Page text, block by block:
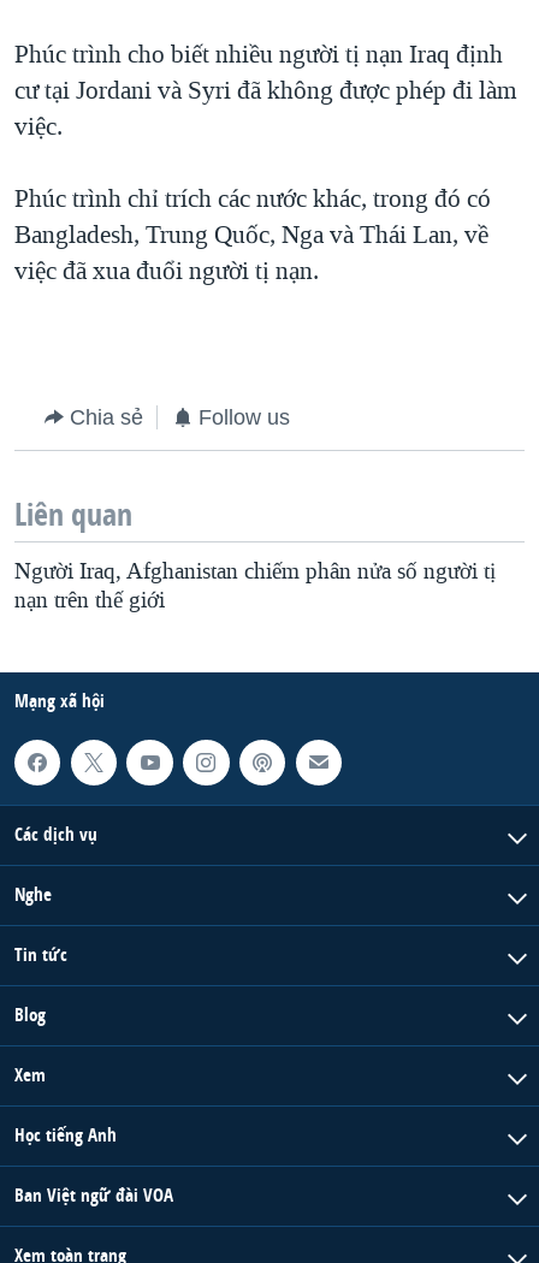
THƯỢNG ĐỈNH TRUMP-KIM TẠI VIỆT NAM
TRỊNH VĨNH BÌNH VS. CHÍNH PHỦ VIỆT NAM
NGƯ DÂN VIỆT VÀ LÀN SÓNG TRỘM HẢI SÂM
Phúc trình cho biết nhiều người tị nạn Iraq định
cư tại Jordani và Syri đã không được phép đi làm
việc.
Phúc trình chỉ trích các nước khác, trong đó có
Bangladesh, Trung Quốc, Nga và Thái Lan, về
việc đã xua đuổi người tị nạn.
Chia sẻ Follow us
Liên quan
Người Iraq, Afghanistan chiếm phân nửa số người tị
nạn trên thế giới
Mạng xã hội
Các dịch vụ
Nghe
Tin tức
Blog
Xem
Học tiếng Anh
Ban Việt ngữ đài VOA
Xem toàn trang